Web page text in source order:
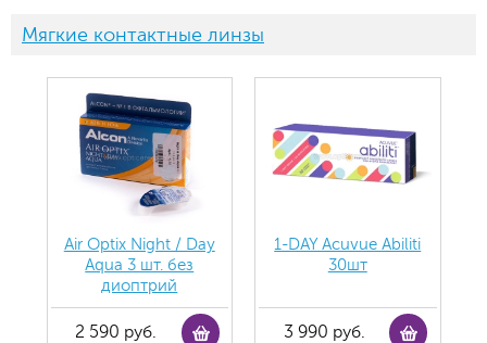
Мягкие контактные линзы
Air Optix Night / Day
Aqua 3 шт. без
диоптрий
2 590 руб.
1-DAY Acuvue Abiliti
30шт
3 990 руб.